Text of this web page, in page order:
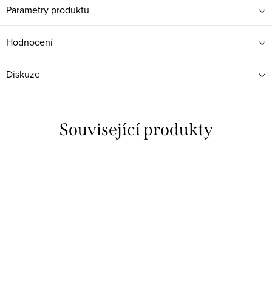
Parametry produktu
Hodnocení
Diskuze
Související produkty